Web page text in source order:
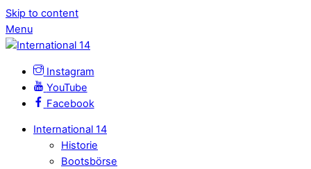
Skip to content
Menu
Instagram
YouTube
Facebook
International 14
Historie
Bootsbörse